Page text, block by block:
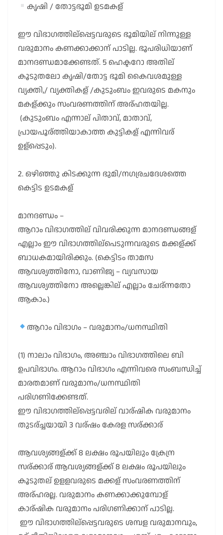
കൃഷി / തോട്ടഭൂമി ഉടമകള്
ഈ വിഭാഗത്തില്പ്പെട്ടവരുടെ ഭൂമിയില് നിന്നുള്ള
വരുമാനം കണക്കാക്കാന് പാടില്ല. ഭൂപരിധിയാണ്
മാനദണ്ഡമാക്കേണ്ടത്. 5 ഹെക്ടറോ അതില്
കൂടുതലോ കൃഷി/തോട്ട ഭൂമി കൈവശമുള്ള
വ്യക്തി,/ വ്യക്തികള് /കുടുംബം ഇവരുടെ മകനും
മകള്ക്കും സംവരണത്തിന് അര്ഹതയില്ല.
(കുടുംബം എന്നാല് പിതാവ്, മാതാവ്,
പ്രായപൂര്ത്തിയാകാത്ത കുട്ടികള് എന്നിവര്
ഉള്പ്പെടും).
2. ഒഴിഞ്ഞു കിടക്കുന്ന ഭുമി/നഗര്രചദേശത്തെ
കെട്ടിട ഉടമകള്
മാനദണ്ഡം –
ആറാം വിഭാഗത്തില് വിവരിക്കുന്ന മാനദണ്ഡങ്ങള്
എല്ലാം ഈ വിഭാഗത്തില്പെടുന്നവരുടെ മക്കള്ക്ക്
ബാധകമായിരിക്കും. (കെട്ടിടം താമസ
ആവശ്യത്തിനോ, വാണിജ്യ – വ്യവസായ
ആവശ്യത്തിനോ അല്ലെങ്കില് എല്ലാം ചേര്ന്നതോ
ആകാം.)
ആറാം വിഭാഗം – വരുമാനം/ധനസ്ഥിതി
(1) നാലാം വിഭാഗം, അഞ്ചാം വിഭാഗത്തിലെ ബി
ഉപവിഭാഗം. ആറാം വിഭാഗം എന്നിവരെ സംബന്ധിച്ച്
മാരതമാണ് വരുമാനം/ധനസ്ഥിതി
പരിഗണിക്കേണ്ടത്.
ഈ വിഭാഗത്തില്പ്പെട്ടവരില് വാര്ഷിക വരുമാനം
തുടര്ച്ചയായി 3 വര്ഷം കേരള സര്ക്കാര്
ആവശ്യങ്ങള്ക്ക് 8 ലക്ഷം രൂപയിലും ക്രേന്ര
സര്ക്കാര് ആവശ്യങ്ങള്ക്ക് 8 ലക്ഷം രൂപയിലും
കൂടുതല് ഉളളവരുടെ മക്കള് സംവരണത്തിന്
അര്ഹരല്ല. വരുമാനം കണക്കാക്കുമ്പോള്
കാര്ഷിക വരുമാനം പരിഗണിക്കാന് പാടില്ല.
ഈ വിഭാഗത്തില്പ്പെട്ടവരുടെ ശമ്പള വരുമാനവും,